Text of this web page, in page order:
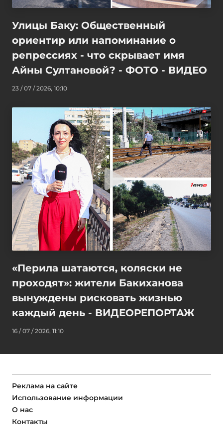
Улицы Баку: Общественный
ориентир или напоминание о
репрессиях - что скрывает имя
Айны Султановой? - ФОТО - ВИДЕО
23 / 07 / 2026, 10:10
«Перила шатаются, коляски не
проходят»: жители Бакиханова
вынуждены рисковать жизнью
каждый день - ВИДЕОРЕПОРТАЖ
16 / 07 / 2026, 11:10
Реклама на сайте
Использование информации
О нас
Контакты